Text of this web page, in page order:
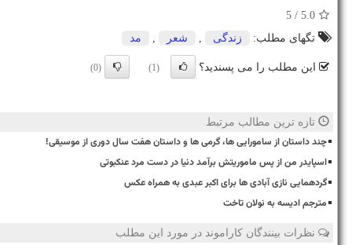
5.0
/ 5
تگهای مطلب:
زندگی , شعر , مد
این مطلب را می پسندید؟ (1)
(0)
تازه ترین مطالب مرتبط
چند داستان از سامورایی ها، گرمی ها و داستان هفت سال دوری از موسیقی!
اسپایدر من از پس ماموریتش برآمد دنیا در دست مرد عنکبوتی
گردهمایی نازی آبادی ها برای اکبر عبدی به همراه عکس
مترجم ادیسه به نولان تاخت
نظرات بینندگان کاراموند در مورد این مطلب